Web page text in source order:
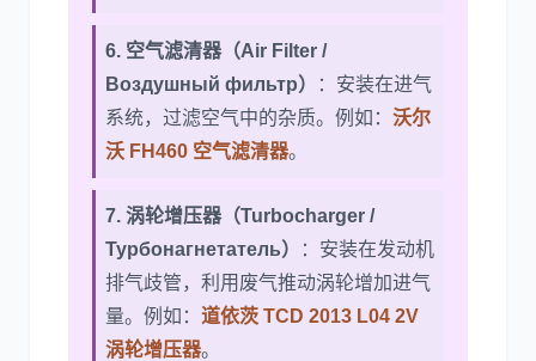
6. 空气滤清器（Air Filter /
Воздушный фильтр）
：安装在进气
系统，过滤空气中的杂质。例如： 沃尔
沃 FH460 空气滤清器。
7. 涡轮增压器（Turbocharger /
Турбонагнетатель）
：安装在发动机
排气歧管，利用废气推动涡轮增加进气
量。例如： 道依茨 TCD 2013 L04 2V
涡轮增压器。